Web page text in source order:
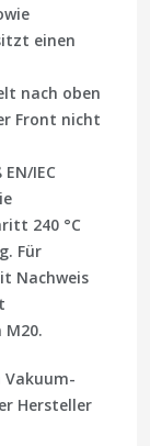
einen
nach oben
Front nicht
EN/IEC
240 °C
Für
Nachweis
Hersteller